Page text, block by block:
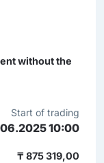
without the
Start of trading
10:00
₸ 875 319,00